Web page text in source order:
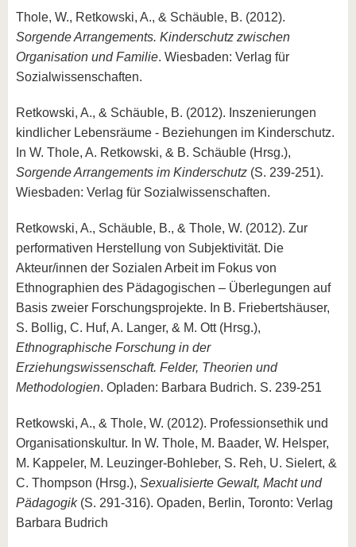
Thole, W., Retkowski, A., & Schäuble, B. (2012).
Sorgende Arrangements. Kinderschutz zwischen
Organisation und Familie. Wiesbaden: Verlag für
Sozialwissenschaften.
Retkowski, A., & Schäuble, B. (2012). Inszenierungen
kindlicher Lebensräume - Beziehungen im Kinderschutz.
In W. Thole, A. Retkowski, & B. Schäuble (Hrsg.),
Sorgende Arrangements im Kinderschutz (S. 239-251).
Wiesbaden: Verlag für Sozialwissenschaften.
Retkowski, A., Schäuble, B., & Thole, W. (2012). Zur
performativen Herstellung von Subjektivität. Die
Akteur/innen der Sozialen Arbeit im Fokus von
Ethnographien des Pädagogischen – Überlegungen auf
Basis zweier Forschungsprojekte. In B. Friebertshäuser,
S. Bollig, C. Huf, A. Langer, & M. Ott (Hrsg.),
Ethnographische Forschung in der
Erziehungswissenschaft. Felder, Theorien und
Methodologien. Opladen: Barbara Budrich. S. 239-251
Retkowski, A., & Thole, W. (2012). Professionsethik und
Organisationskultur. In W. Thole, M. Baader, W. Helsper,
M. Kappeler, M. Leuzinger-Bohleber, S. Reh, U. Sielert, &
C. Thompson (Hrsg.), Sexualisierte Gewalt, Macht und
Pädagogik(S. 291-316). Opaden, Berlin, Toronto: Verlag
Barbara Budrich